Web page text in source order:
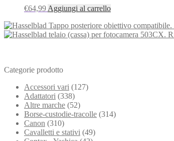
€64,99 Aggiungi al carrello
Categorie prodotto
Accessori vari (127)
Adattatori (338)
Altre marche (52)
Borse-custodie-tracolle (314)
Canon (310)
Cavalletti e stativi (49)